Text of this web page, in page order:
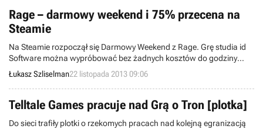
Rage – darmowy weekend i 75% przecena na
Steamie
Na Steamie rozpoczął się Darmowy Weekend z Rage. Grę studia id
Software można wypróbować bez żadnych kosztów do godziny
22:00 w niedzielę. Jest to też dobra okazja, by nabyć pecetowe
wydanie tytułu – zarówno Rage, jak i dodatek The Scorchers da się
kupić w cenie obniżonej o 75%.
Łukasz Szliselman22 listopada 2013 09:06
Telltale Games pracuje nad Grą o Tron [plotka]
Do sieci trafiły plotki o rzekomych pracach nad kolejną egranizacją